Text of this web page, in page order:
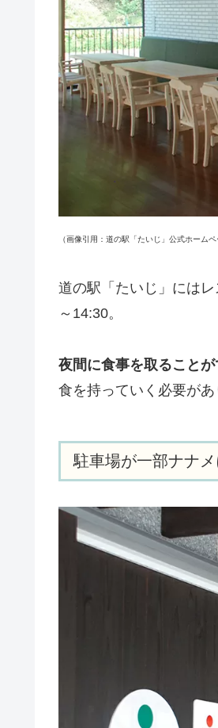
（画像引用：道の駅「たいじ」公式ホーム
道の駅「たいじ」には
～14:30。
夜間に食事を取ること
食を持っていく必要があ
駐車場が一部ナナ